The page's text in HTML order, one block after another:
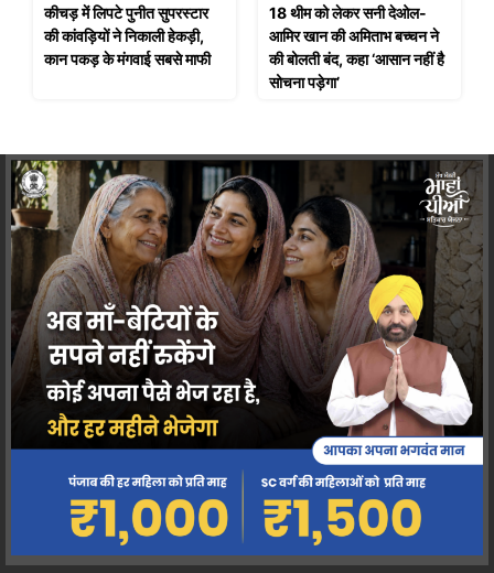
कीचड़ में लिपटे पुनीत सुपरस्टार
की कांवड़ियों ने निकाली हेकड़ी,
कान पकड़ के मंगवाई सबसे माफी
18 थीम को लेकर सनी देओल-
आमिर खान की अमिताभ बच्चन ने
की बोलती बंद, कहा ‘आसान नहीं है
सोचना पड़ेगा’